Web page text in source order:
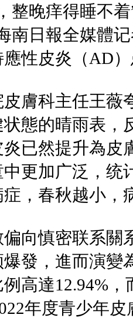
整晚痒得睡不
日報全媒體记
性皮炎（AD
膚科主任王薇
態的晴雨表，
已然提升為皮
更加广泛，统
，春秋越小，
向慎密联系關
發，進而演變
高達12.94%
年度青少年